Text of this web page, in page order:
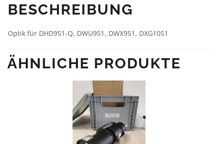
BESCHREIBUNG
Optik für DHD951-Q, DWU951, DWX951, DXG1051
ÄHNLICHE PRODUKTE